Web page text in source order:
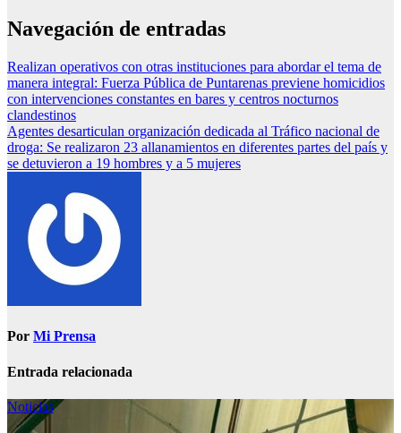
Navegación de entradas
Realizan operativos con otras instituciones para abordar el tema de
manera integral: Fuerza Pública de Puntarenas previene homicidios
con intervenciones constantes en bares y centros nocturnos
clandestinos
Agentes desarticulan organización dedicada al Tráfico nacional de
droga: Se realizaron 23 allanamientos en diferentes partes del país y
se detuvieron a 19 hombres y a 5 mujeres
Por Mi Prensa
Entrada relacionada
Noticias